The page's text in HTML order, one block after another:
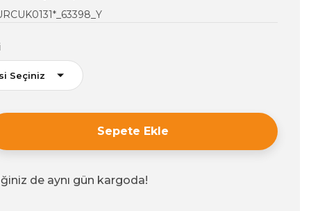
Sepete Ekle
de aynı gün kargoda!